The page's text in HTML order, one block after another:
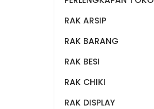
RAK ARSIP
RAK BARANG
RAK BESI
RAK CHIKI
RAK DISPLAY